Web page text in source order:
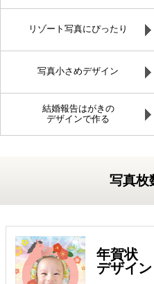
リゾート写真にぴったり
写真小さめデザイン
結婚報告はがきの
デザインで作る
写真枚
年賀状
デザイン